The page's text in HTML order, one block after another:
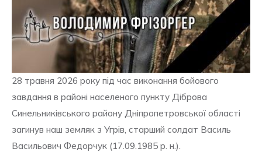
28 травня 2026 року під час виконання бойового
завдання в районі населеного пункту Діброва
Синельниківського району Дніпропетровської області
загинув наш земляк з Угрів, старший солдат Василь
Васильович Федорчук (17.09.1985 р. н.).